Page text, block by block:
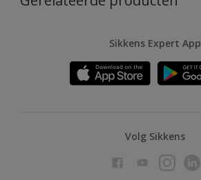
Sikkens Expert App
Volg Sikkens